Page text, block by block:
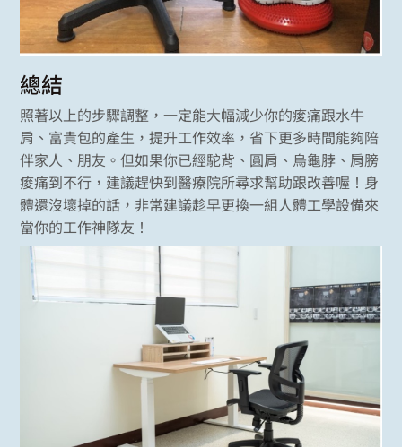
總結
照著以上的步驟調整，一定能大幅減少你的痠痛跟水牛
肩、富貴包的產生，提升工作效率，省下更多時間能夠陪
伴家人、朋友。但如果你已經駝背、圓肩、烏龜脖、肩膀
痠痛到不行，建議趕快到醫療院所尋求幫助跟改善喔！身
體還沒壞掉的話，非常建議趁早更換一組人體工學設備來
當你的工作神隊友！